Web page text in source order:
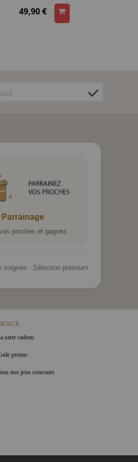
49,90 €
Parrainage
proches et gagnez.
soignée · Sélection premium
carte cadeau
promo
nos jeux concours